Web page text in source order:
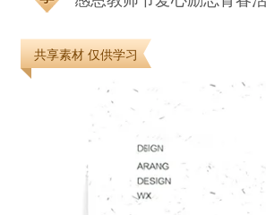
共享素材 仅供学习